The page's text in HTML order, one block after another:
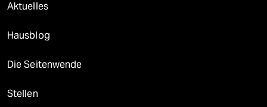
Aktuelles
Hausblog
Die Seitenwende
Stellen